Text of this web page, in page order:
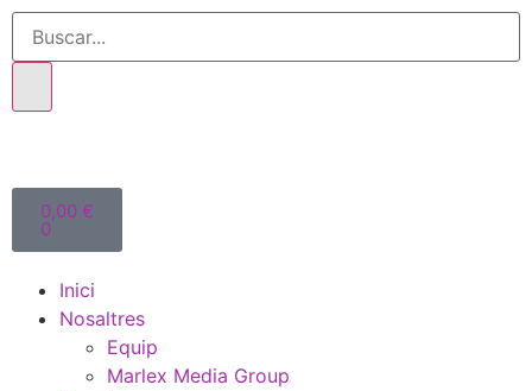
0,00 €
0
Inici
Nosaltres
Equip
Marlex Media Group